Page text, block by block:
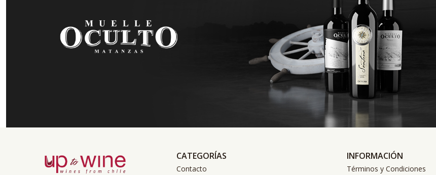
CATEGORÍAS
Contacto
INFORMACIÓN
Términos y Condiciones